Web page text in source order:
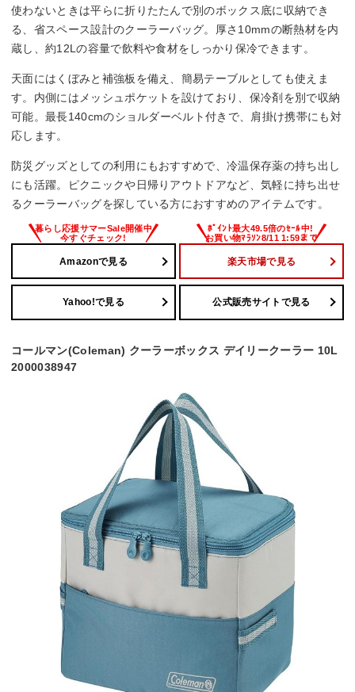
使わないときは平らに折りたたんで別のボックス底に収納でき
る、省スペース設計のクーラーバッグ。厚さ10mmの断熱材を内
蔵し、約12Lの容量で飲料や食材をしっかり保冷できます。
天面にはくぼみと補強板を備え、簡易テーブルとしても使えま
す。内側にはメッシュポケットを設けており、保冷剤を別で収納
可能。最長140cmのショルダーベルト付きで、肩掛け携帯にも対
応します。
防災グッズとしての利用にもおすすめで、冷温保存薬の持ち出し
にも活躍。ピクニックや日帰りアウトドアなど、気軽に持ち出せ
るクーラーバッグを探している方におすすめのアイテムです。
Amazonで見る 楽天市場で見る
Yahoo!で見る 公式販売サイトで見る
コールマン(Coleman) クーラーボックス デイリークーラー 10L
2000038947